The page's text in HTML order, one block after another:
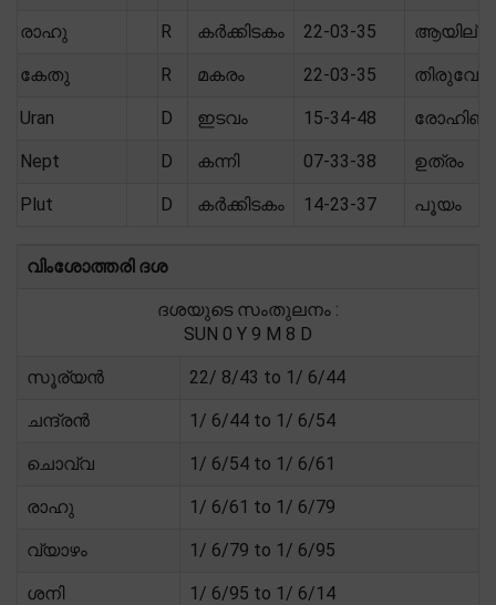
രാഹു R കർക്കിടകം 22-03-35
കേതു R മകരം 22-03-35
Uran D ഇടവം 15-34-48 രോഹിണി
Nept D കന്നി 07-33-38 ഉത്രം
Plut D കർക്കിടകം 14-23-37 പൂയം
വിംശോത്തരി ദശ
ദശയുടെ സംതുലനം :
SUN 0 Y 9 M 8 D
സൂര്യൻ 22/ 8/43 to 1/ 6/44
ചന്ദ്രൻ 1/ 6/44 to 1/ 6/54
ചൊവ്വ 1/ 6/54 to 1/ 6/61
രാഹു 1/ 6/61 to 1/ 6/79
വ്യാഴം 1/ 6/79 to 1/ 6/95
ശനി 1/ 6/95 to 1/ 6/14